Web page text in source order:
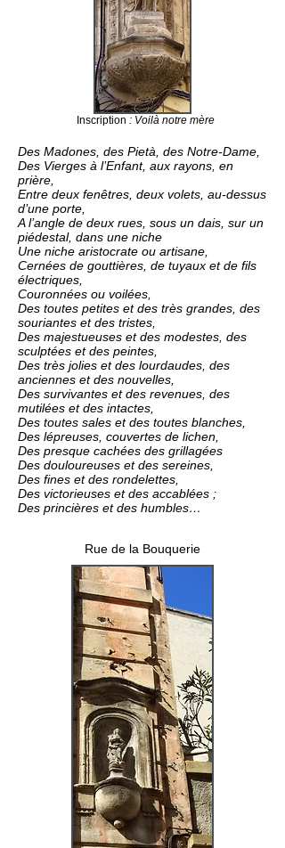
Inscription : Voilà notre mère
Des Madones, des Pietà, des Notre-Dame,
Des Vierges à l’Enfant, aux rayons, en
prière,
Entre deux fenêtres, deux volets, au-dessus
d’une porte,
A l’angle de deux rues, sous un dais, sur un
piédestal, dans une niche
Une niche aristocrate ou artisane,
Cernées de gouttières, de tuyaux et de fils
électriques,
Couronnées ou voilées,
Des toutes petites et des très grandes, des
souriantes et des tristes,
Des majestueuses et des modestes, des
sculptées et des peintes,
Des très jolies et des lourdaudes, des
anciennes et des nouvelles,
Des survivantes et des revenues, des
mutilées et des intactes,
Des toutes sales et des toutes blanches,
Des lépreuses, couvertes de lichen,
Des presque cachées des grillagées
Des douloureuses et des sereines,
Des fines et des rondelettes,
Des victorieuses et des accablées ;
Des princières et des humbles…
Rue de la Bouquerie